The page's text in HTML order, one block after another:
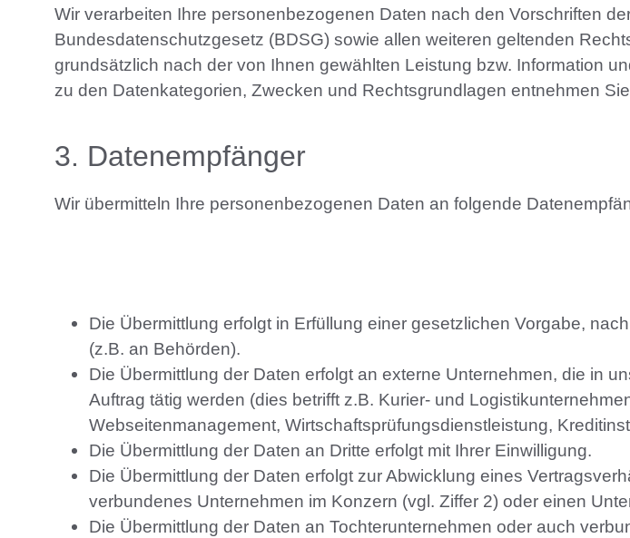
Wir verarbeiten Ihre personenbezogenen Daten nach den Vorschriften
Bundesdatenschutzgesetz (BDSG) sowie allen weiteren geltenden
grundsätzlich nach der von Ihnen gewählten Leistung bzw. Information
zu den Datenkategorien, Zwecken und Rechtsgrundlagen entnehmen
3. Datenempfänger
Wir übermitteln Ihre personenbezogenen Daten an folgende
Die Übermittlung erfolgt in Erfüllung einer gesetzlichen Vorgabe,
(z.B. an Behörden).
Die Übermittlung der Daten erfolgt an externe Unternehmen, die in
Auftrag tätig werden (dies betrifft z.B. Kurier- und
Webseitenmanagement, Wirtschaftsprüfungsdienstleistung,
Die Übermittlung der Daten an Dritte erfolgt mit Ihrer Einwilligung.
Die Übermittlung der Daten erfolgt zur Abwicklung eines
verbundenes Unternehmen im Konzern (vgl. Ziffer 2) oder einen
Die Übermittlung der Daten an Tochterunternehmen oder auch